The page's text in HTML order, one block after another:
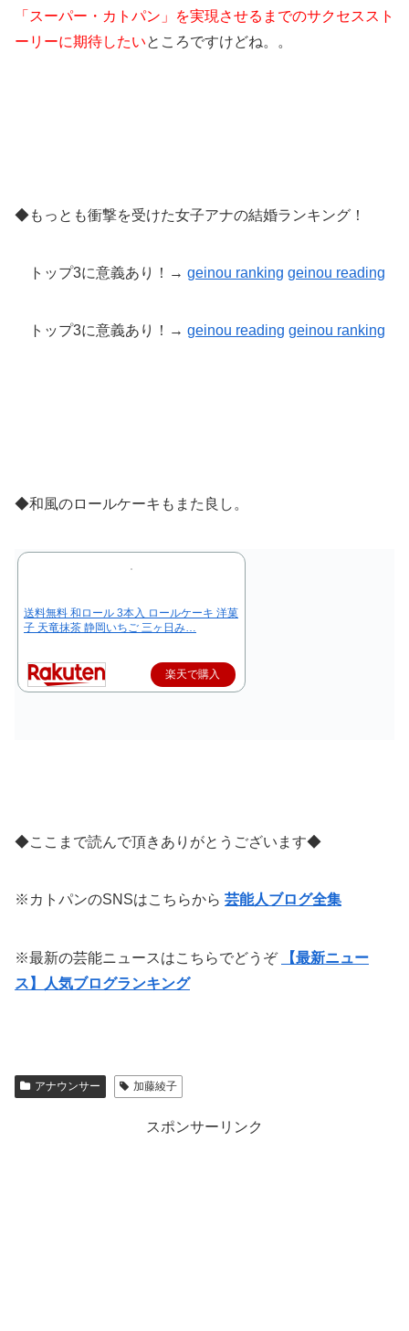
「スーパー・カトパン」を実現させるまでのサクセススト
ーリーに期待したいところですけどね。。
◆もっとも衝撃を受けた女子アナの結婚ランキング！
トップ3に意義あり！→ geinou ranking geinou reading
トップ3に意義あり！→ geinou reading geinou ranking
◆和風のロールケーキもまた良し。
送料無料 和ロール 3本入 ロールケーキ 洋菓
子 天竜抹茶 静岡いちご 三ヶ日み…
楽天で購入
◆ここまで読んで頂きありがとうございます◆
※カトパンのSNSはこちらから 芸能人ブログ全集
※最新の芸能ニュースはこちらでどうぞ
【最新ニュー
ス】人気ブログランキング
アナウンサー 加藤綾子
スポンサーリンク